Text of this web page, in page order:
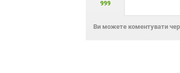
999
Ви можете коментувати